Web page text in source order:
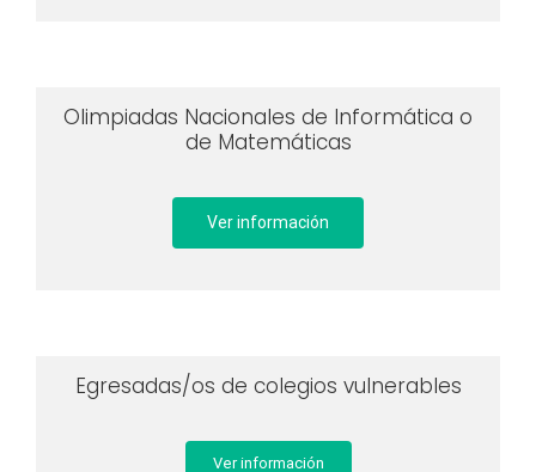
Olimpiadas Nacionales de Informática o
de Matemáticas
Ver información
Egresadas/os de colegios vulnerables
Ver información